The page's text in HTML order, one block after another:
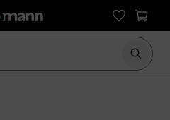
Iniciar